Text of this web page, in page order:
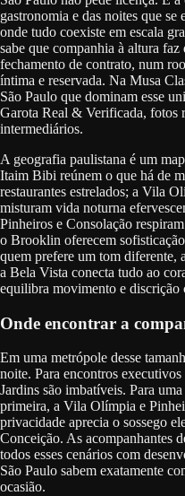
gastronomia e das noites que se
onde tudo coexiste em escala
sabe que companhia à altura
fechamento de contrato, num
íntima e reservada. Na Musa
São Paulo que dominam esse
Garota Real & Verificada, fotos
intermediários.
A geografia paulistana é um
Itaim Bibi reúnem o que há de
restaurantes estrelados; a Vila
misturam vida noturna
Pinheiros e Consolação
o Brooklin oferecem
quem prefere um tom diferente,
a Bela Vista conecta tudo ao
equilibra movimento e discrição
Onde encontrar a
Em uma metrópole desse
noite. Para encontros
Jardins são imbatíveis. Para
primeira, a Vila Olímpia e
privacidade aprecia o sossego
Conceição. As acompanhantes
todos esses cenários com
São Paulo sabem exatamente
ocasião.